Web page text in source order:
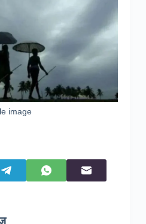
image